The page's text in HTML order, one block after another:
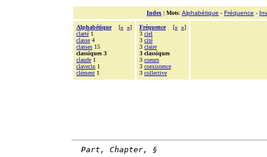
Index | Mots: Alphabétique - Fréquence -
Alphabétique [« »]
clarté 1
classe 4
classes 15
classiques 3
claude 1
clavecin 1
clément 1
Fréquence [« »]
3 ciel
3 cité
3 claire
3 classiques
3 coeurs
3 coexistence
3 collective
Part, Chapter, §